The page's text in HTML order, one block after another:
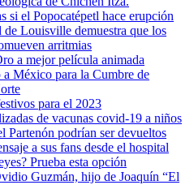
si el Popocatépetl hace erupción
Louisville demuestra que los
arritmias
a mejor película animada
México para la Cumbre de
para el 2023
de vacunas covid-19 a niños
Partenón podrían ser devueltos
a sus fans desde el hospital
Prueba esta opción
Guzmán, hijo de Joaquín “El